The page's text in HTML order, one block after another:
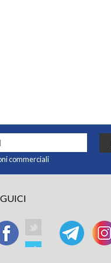
commerciali